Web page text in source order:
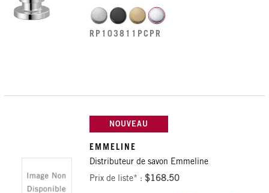
RP103811PCPR
NOUVEAU
EMMELINE
Distributeur de savon Emmeline
Prix de liste* : $168.50